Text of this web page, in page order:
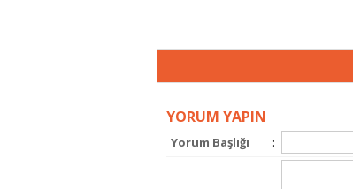
YORUM YAPIN
Yorum Başlığı :